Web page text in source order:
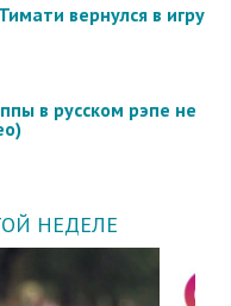
вернулся в игру
в русском рэпе не
НЕДЕЛЕ